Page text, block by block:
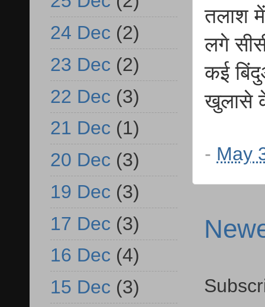
तलाश
लगे
कई
खुलासे
- May
24 Dec (2)
23 Dec (2)
22 Dec (3)
21 Dec (1)
20 Dec (3)
19 Dec (3)
17 Dec (3)
16 Dec (4)
15 Dec (3)